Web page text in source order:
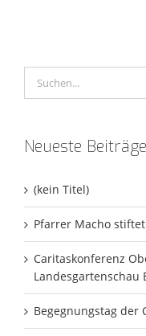
nach:
Neueste Beiträge
(kein Titel)
Pfarrer Macho
Caritaskonferenz
Landesgartenschau
Begegnungstag der